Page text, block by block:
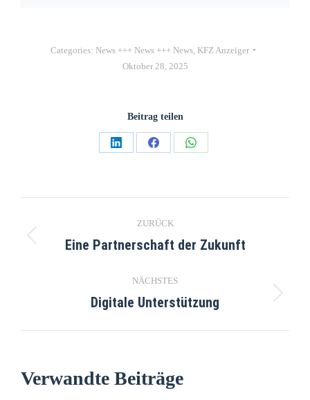
Categories: News +++ News +++ News KFZ Anzeiger
Oktober 28, 2025
Beitrag teilen
ZURÜCK
Eine Partnerschaft der Zukunft
NÄCHSTES
Digitale Unterstützung
Verwandte Beiträge